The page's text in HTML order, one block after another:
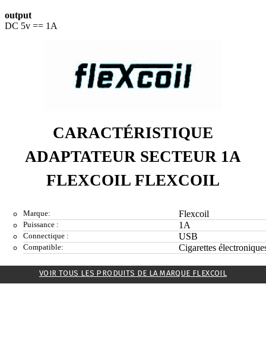
output
DC 5v == 1A
CARACTÉRISTIQUE
ADAPTATEUR SECTEUR 1A
FLEXCOIL FLEXCOIL
Marque: Flexcoil
Puissance : 1A
Connectique : USB
Compatible: Cigarettes
VOIR TOUS LES PRODUITS DE LA MARQUE FLEXCOIL